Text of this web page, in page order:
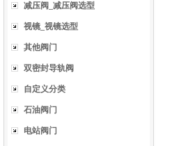
减压阀_减压阀选型
视镜_视镜选型
其他阀门
双密封导轨阀
自定义分类
石油阀门
电站阀门